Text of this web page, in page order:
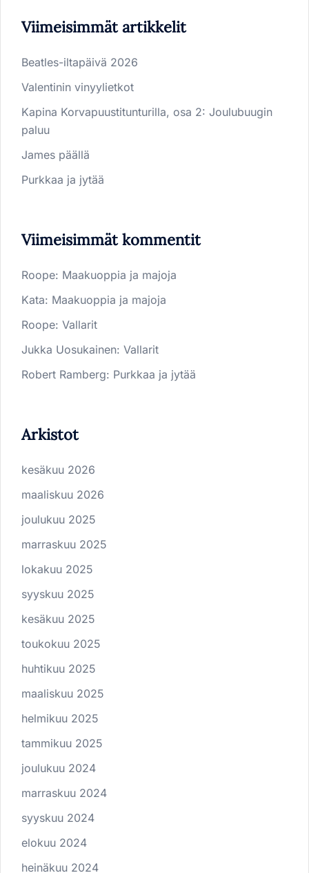
Viimeisimmät artikkelit
Beatles-iltapäivä 2026
Valentinin vinyylietkot
Kapina Korvapuustitunturilla, osa 2: Joulubuugin
paluu
James päällä
Purkkaa ja jytää
Viimeisimmät kommentit
Roope: Maakuoppia ja majoja
Kata: Maakuoppia ja majoja
Roope: Vallarit
Jukka Uosukainen: Vallarit
Robert Ramberg: Purkkaa ja jytää
Arkistot
kesäkuu 2026
maaliskuu 2026
joulukuu 2025
marraskuu 2025
lokakuu 2025
syyskuu 2025
kesäkuu 2025
toukokuu 2025
huhtikuu 2025
maaliskuu 2025
helmikuu 2025
tammikuu 2025
joulukuu 2024
marraskuu 2024
syyskuu 2024
elokuu 2024
heinäkuu 2024